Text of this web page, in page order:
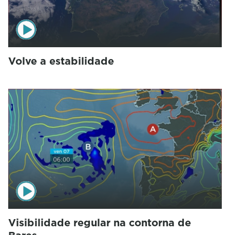
Volve a estabilidade
Visibilidade regular na contorna de